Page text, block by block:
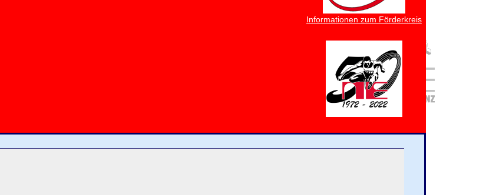
Informationen zum Förderkreis